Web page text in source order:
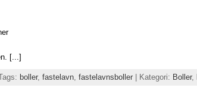
[...]
boller, fastelavn, fastelavnsboller| Kategori: Boller,